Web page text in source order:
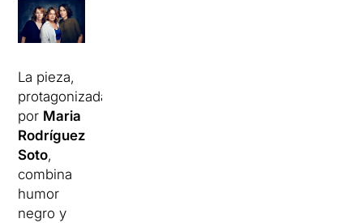
La pieza,
protagonizada
por Maria
Rodríguez
Soto,
combina
humor
negro y